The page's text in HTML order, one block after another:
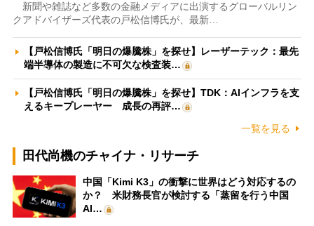
新聞や雑誌など多数の金融メディアに出演するグローバルリン
クアドバイザーズ代表の戸松信博氏が、最新…
【戸松信博氏「明日の爆騰株」を探せ】レーザーテック：最先
端半導体の製造に不可欠な検査装…
【戸松信博氏「明日の爆騰株」を探せ】TDK：AIインフラを支
えるキープレーヤー 成長の再評…
一覧を見る
田代尚機のチャイナ・リサーチ
中国「Kimi K3」の衝撃に世界はどう対応するの
か？ 米財務長官が検討する「蒸留を行う中国
AI…